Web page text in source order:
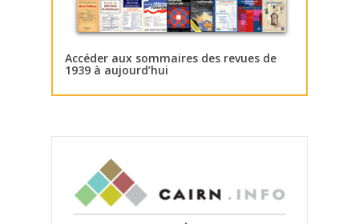
Accéder aux sommaires des revues de
1939 à aujourd’hui